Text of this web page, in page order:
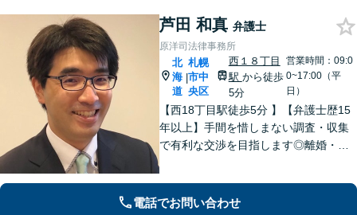
／連絡がとれない案件
も対応／賃貸用物件の
欠陥住宅トラブル／立
退料の増額交渉
芦田 和真 弁護士
原洋司法律事務所
北
海
道
|
札幌
市中
央区
西１８丁目
駅 から徒歩
5分
営業時間：09:0
0~17:00（平
日）
【西18丁目駅徒歩5分 】【弁護士歴15
年以上】手間を惜しまない調査・収集
で有利な交渉を目指します◎離婚・男
産分与、養育費につき解決事例多数！
電話でお問い合わせ